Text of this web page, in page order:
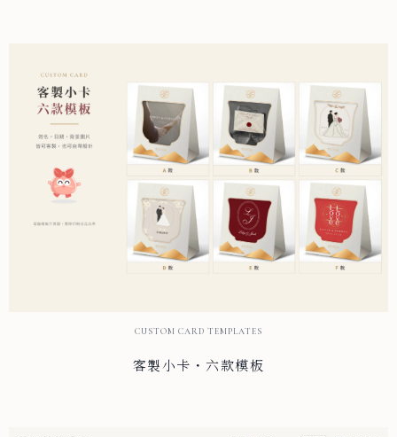
CUSTOM CARD TEMPLATES
客製小卡・六款模板